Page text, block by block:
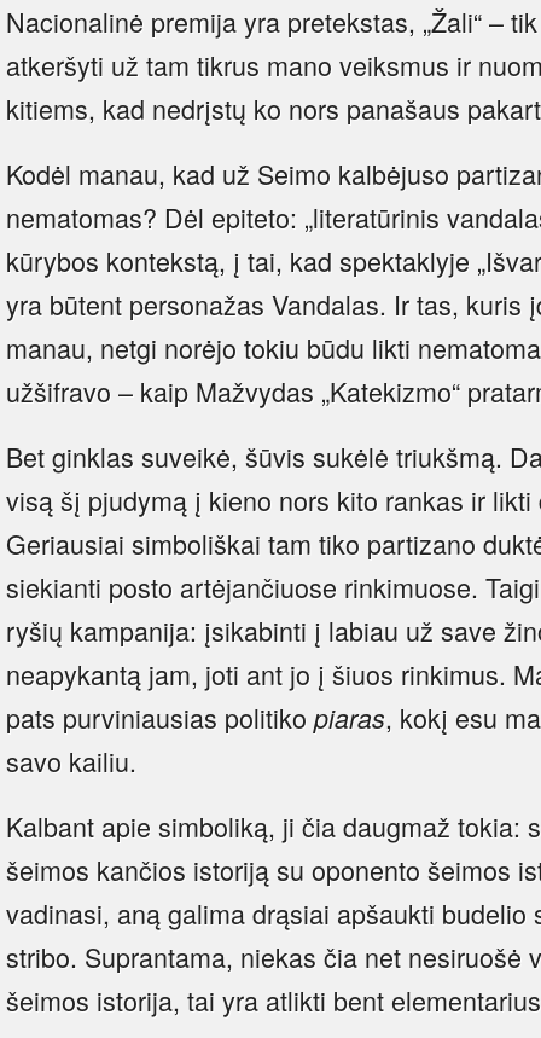
Nacionalinė premija yra pretekstas, „Žali“ –
atkeršyti už tam tikrus mano veiksmus ir
kitiems, kad nedrįstų ko nors panašaus
Kodėl manau, kad už Seimo kalbėjuso
nematomas? Dėl epiteto: „literatūrinis
kūrybos kontekstą, į tai, kad spektaklyje
yra būtent personažas Vandalas. Ir tas, kuris
manau, netgi norėjo tokiu būdu likti
užšifravo – kaip Mažvydas „Katekizmo“
Bet ginklas suveikė, šūvis sukėlė triukšmą.
visą šį pjudymą į kieno nors kito rankas ir
Geriausiai simboliškai tam tiko partizano
siekianti posto artėjančiuose rinkimuose.
ryšių kampanija: įsikabinti į labiau už save
neapykantą jam, joti ant jo į šiuos rinkimus.
pats purviniausias politiko piaras, kokį esu
savo kailiu.
Kalbant apie simboliką, ji čia daugmaž tokia:
šeimos kančios istoriją su oponento šeimos
vadinasi, aną galima drąsiai apšaukti budelio
stribo. Suprantama, niekas čia net nesiruošė
šeimos istorija, tai yra atlikti bent